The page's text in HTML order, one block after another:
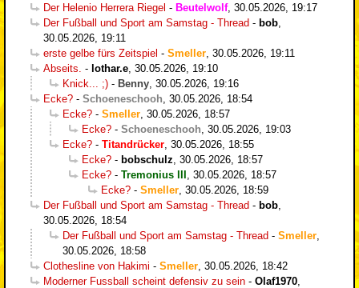
Der Helenio Herrera Riegel - Beutelwolf, 30.05.2026, 19:17
Der Fußball und Sport am Samstag - Thread - bob
30.05.2026, 19:11
erste gelbe fürs Zeitspiel - Smeller 30.05.2026, 19:11
Abseits. - lothar.e 30.05.2026, 19:10
Knick... ;) - Benny 30.05.2026, 19:16
Ecke? - Schoeneschooh 30.05.2026, 18:54
Ecke? - Smeller 30.05.2026, 18:57
Ecke? - Schoeneschooh 30.05.2026, 19:03
Ecke? - Titandrücker 30.05.2026, 18:55
Ecke? - bobschulz 30.05.2026, 18:57
Ecke? - Tremonius III
30.05.2026, 18:57
Ecke? - Smeller 30.05.2026, 18:59
Der Fußball und Sport am Samstag - Thread - bob
30.05.2026, 18:54
Der Fußball und Sport am Samstag - Thread - Smeller
30.05.2026, 18:58
Clothesline von Hakimi - Smeller 30.05.2026, 18:42
Moderner Fussball scheint defensiv zu sein - Olaf1970